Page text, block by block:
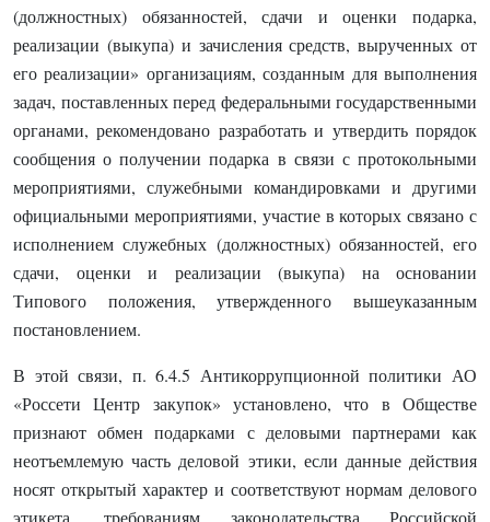
(должностных) обязанностей, сдачи и оценки подарка,
реализации (выкупа) и зачисления средств, вырученных от
его реализации» организациям, созданным для выполнения
задач, поставленных перед федеральными государственными
органами, рекомендовано разработать и утвердить порядок
сообщения о получении подарка в связи с протокольными
мероприятиями, служебными командировками и другими
официальными мероприятиями, участие в которых связано с
исполнением служебных (должностных) обязанностей, его
сдачи, оценки и реализации (выкупа) на основании
Типового положения, утвержденного вышеуказанным
постановлением.
В этой связи, п. 6.4.5 Антикоррупционной политики АО
«Россети Центр закупок» установлено, что в Обществе
признают обмен подарками с деловыми партнерами как
неотъемлемую часть деловой этики, если данные действия
носят открытый характер и соответствуют нормам делового
этикета, требованиям законодательства Российской